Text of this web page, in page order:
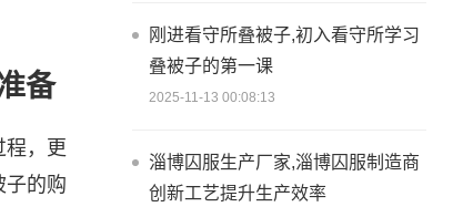
备
程，更
子的购
刚进看守所叠被子,初入看守所学习
叠被子的第一课
2025-11-13 00:08:13
淄博囚服生产厂家,淄博囚服制造商
创新工艺提升生产效率